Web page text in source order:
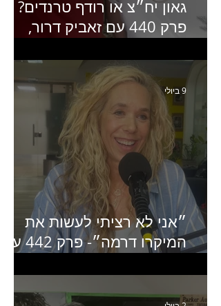
גאון יח״צ או רודף טרנדים?
פרק 440 עם זאביק דרור,
ותקשורת
״אני לא רציתי לעשות את
המיקרו דרמה״- פרק 442 עם
של יד2
9 ביולי